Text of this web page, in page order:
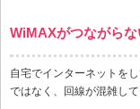
WiMAXがつながら
自宅でインターネットを
ではなく、回線が混雑し